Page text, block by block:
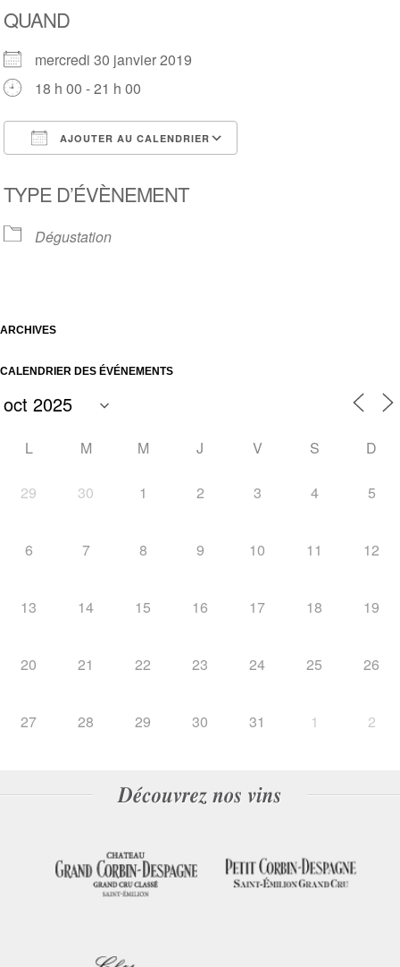
QUAND
mercredi 30 janvier 2019
18 h 00 - 21 h 00
AJOUTER AU CALENDRIER
TYPE D’ÉVÈNEMENT
Dégustation
ARCHIVES
CALENDRIER DES ÉVÉNEMENTS
L M M J V S D
29 30 1 2 3 4 5
6 7 8 9 10 11 12
13 14 15 16 17 18 19
20 21 22 23 24 25 26
27 28 29 30 31 1 2